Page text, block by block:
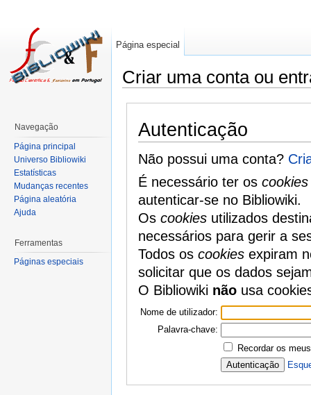
Criar uma conta ou
Autenticação
Não possui uma conta?
É necessário ter os cookies
autenticar-se no Bibliowiki.
Os cookiesutilizados
necessários para gerir a
Todos os cookiesexpiram
solicitar que os dados
O Bibliowiki nãousa
Nome de utilizador:
Palavra-chave:
Recordar os
Página especial
Navegação
Página principal
Universo Bibliowiki
Estatísticas
Mudanças recentes
Página aleatória
Ajuda
Ferramentas
Páginas especiais